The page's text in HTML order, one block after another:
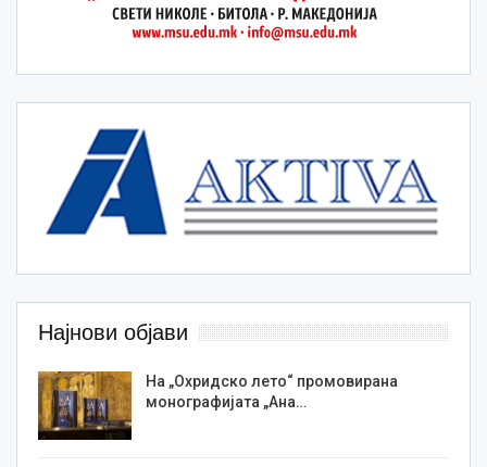
Најнови објави
На „Охридско лето“ промовирана
монографијата „Ана…